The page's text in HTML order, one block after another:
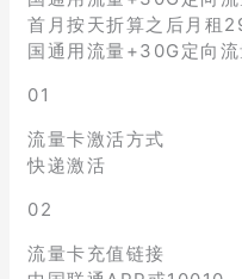
首月按天折算之后月租
国通用流量+30G定向
01
流量卡激活方式
快递激活
02
流量卡充值链接